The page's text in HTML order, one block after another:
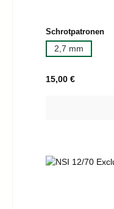
Schrotpatronen
2,7 mm
Regulärer Preis:
15,00 €